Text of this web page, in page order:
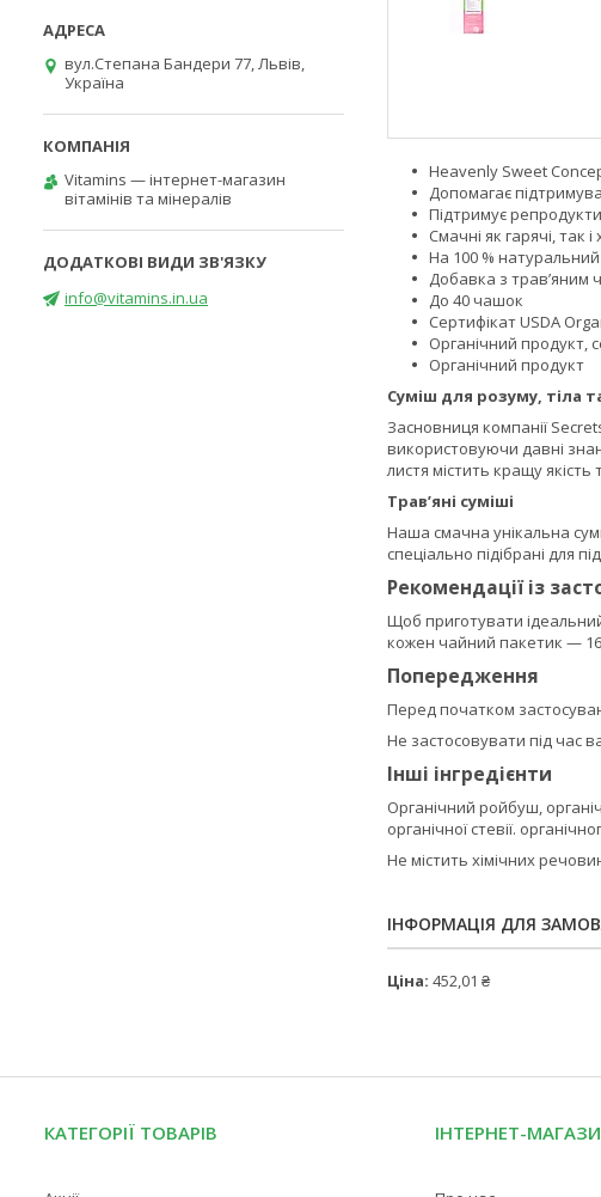
Heavenly Sweet
Допомагає
Підтримує
Смачні як гарячі, так і
На 100 %
Добавка з трав’яним
До 40 чашок
Сертифікат USDA
Органічний продукт,
Органічний продукт
Суміш для розуму, тіла
Засновниця компанії
використовуючи давні
листя містить кращу
Трав’яні суміші
Наша смачна унікальна
спеціально підібрані для
Рекомендації із
Щоб приготувати ідеальний
кожен чайний пакетик — 16
Попередження
Перед початком
Не застосовувати під час
Інші інгредієнти
Органічний ройбуш,
органічної стевії.
Не містить хімічних
ІНФОРМАЦІЯ ДЛЯ
Ціна: 452,01 ₴
вул.Степана Бандери 77, Львів,
Україна
Vitamins — інтернет-магазин
вітамінів та мінералів
info@vitamins.in.ua
КАТЕГОРІЇ ТОВАРІВ ІНТЕРНЕТ-